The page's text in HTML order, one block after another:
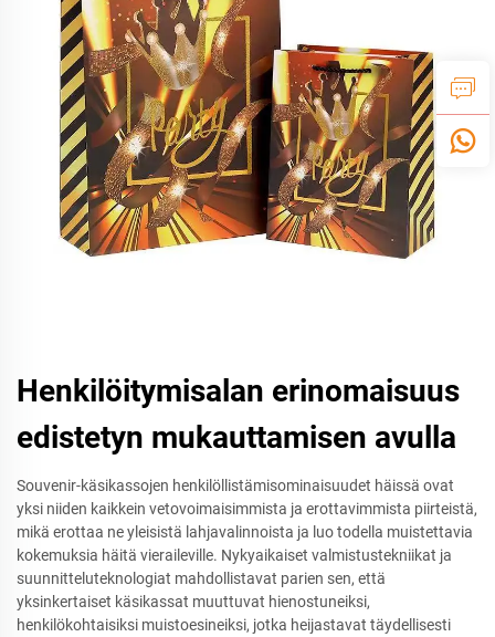
Henkilöitymisalan erinomaisuus
edistetyn mukauttamisen avulla
Souvenir-käsikassojen henkilöllistämisominaisuudet häissä ovat
yksi niiden kaikkein vetovoimaisimmista ja erottavimmista piirteistä,
mikä erottaa ne yleisistä lahjavalinnoista ja luo todella muistettavia
kokemuksia häitä vieraileville. Nykyaikaiset valmistustekniikat ja
suunnitteluteknologiat mahdollistavat parien sen, että
yksinkertaiset käsikassat muuttuvat hienostuneiksi,
henkilökohtaisiksi muistoesineiksi, jotka heijastavat täydellisesti